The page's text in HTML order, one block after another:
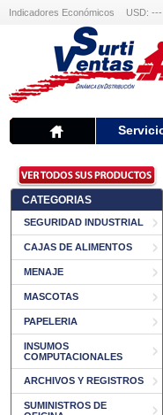
Indicadores Económicos USD: ---
CATEGORIAS
SEGURIDAD INDUSTRIAL
CAJAS DE ALIMENTOS
MENAJE
MASCOTAS
PAPELERIA
INSUMOS
COMPUTACIONALES
ARCHIVOS Y REGISTROS
SUMINISTROS DE